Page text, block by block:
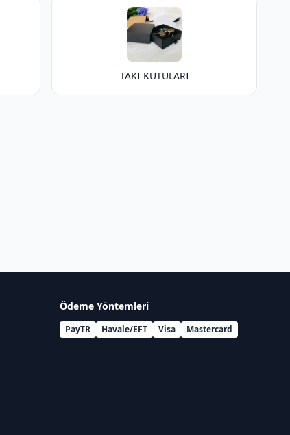
TAKI KUTULARI
Ödeme Yöntemleri
PayTR Havale/EFT Visa Mastercard